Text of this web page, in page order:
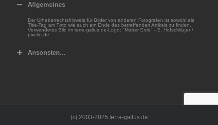
Allgemeines
Der Urheberrechtshinweis für Bilder von anderen Fotografen ist sowohl als
Title-Tag am Foto wie auch am Ende des betreffenden Artikels zu finden.
Verwendetes Bild im terra-gallus.de-Logo: "Mutter Erde" - S. Hofschläger /
pixelio.de
Ansonsten...
(c) 2003-2025 terra-gallus.de